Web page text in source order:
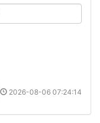
2026-08-06 07:24:14